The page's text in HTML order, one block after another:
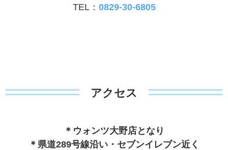
TEL： 0829-30-6805
アクセス
＊ウォンツ大野店となり
＊県道289号線沿い・セブンイレブン近く